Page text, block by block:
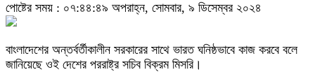
পোষ্টের সময় : ০৭:৪৪:৪৯ অপরাহ্ন, সোমবার, ৯ ডিসেম্বর ২০২৪
বাংলাদেশের অন্তর্বর্তীকালীন সরকারের সাথে ভারত ঘনিষ্ঠভাবে কাজ করবে বলে
জানিয়েছে ওই দেশের পররাষ্ট্র সচিব বিক্রম মিসরি।